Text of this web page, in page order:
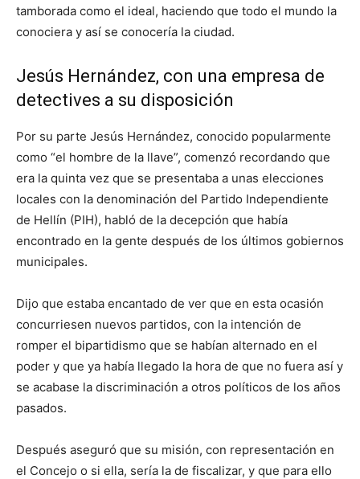
tamborada como el ideal, haciendo que todo el mundo la
conociera y así se conocería la ciudad.
Jesús Hernández, con una empresa de
detectives a su disposición
Por su parte Jesús Hernández, conocido popularmente
como “el hombre de la llave”, comenzó recordando que
era la quinta vez que se presentaba a unas elecciones
locales con la denominación del Partido Independiente
de Hellín (PIH), habló de la decepción que había
encontrado en la gente después de los últimos gobiernos
municipales.
Dijo que estaba encantado de ver que en esta ocasión
concurriesen nuevos partidos, con la intención de
romper el bipartidismo que se habían alternado en el
poder y que ya había llegado la hora de que no fuera así y
se acabase la discriminación a otros políticos de los años
pasados.
Después aseguró que su misión, con representación en
el Concejo o si ella, sería la de fiscalizar, y que para ello